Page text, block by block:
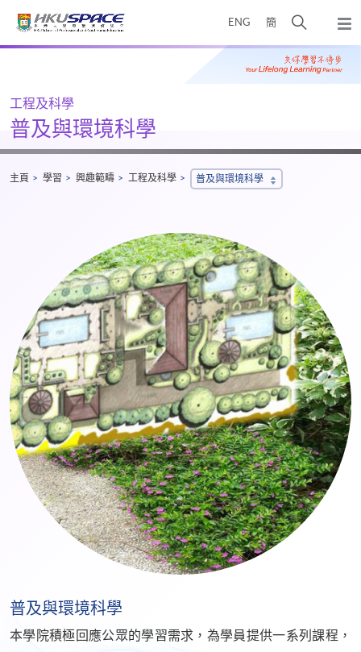
ENG 簡
開
搜
尋
彈
出
主
Main
工程及科學
普及與環境科學
主頁 學習 興趣範疇 工程及科學 普及與環境科學
普及與環境科學
本學院積極回應公眾的學習需求，為學員提供一系列課程，